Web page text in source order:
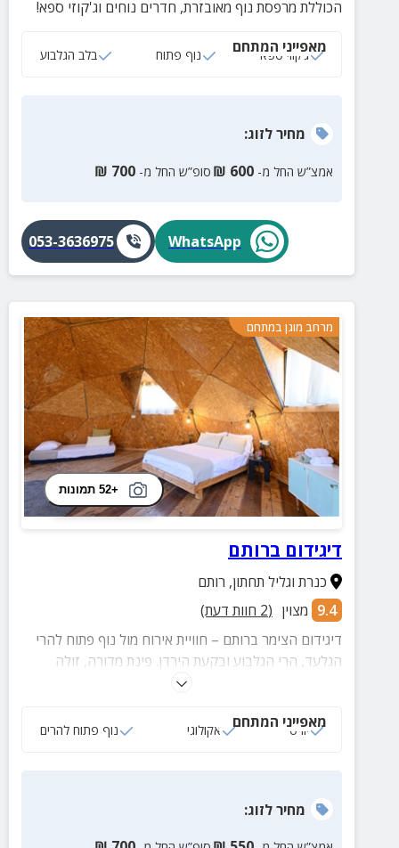
הכוללת מרפסת נוף מאובזרת, חדרים נוחים וג'קוזי ספא!
מאפייני המתחם
ג‘קוזי ספא נוף פתוח בלב הגלבוע
מחירלזוג:
אמצ”ש החל מ- 600
₪ סופ”ש החל מ- 700
₪
WhatsApp
053-3636975
מרחב מוגן במתחם
+52 תמונות
דיגידום ברותם
כנרת וגליל תחתון, רותם
9.4 מצוין (
2 חוות דעת)
דיגידום הצימר ברותם – חוויית אירוח מול נוף פתוח להרי
הגלעד, הרי הגלבוע ובקעת הירדן. פינת מדורה, זולה
מוצלת ואווירת טבע שאין שני לה.
מאפייני המתחם
יורט אקולוגי נוף פתוח להרים
מחירלזוג: